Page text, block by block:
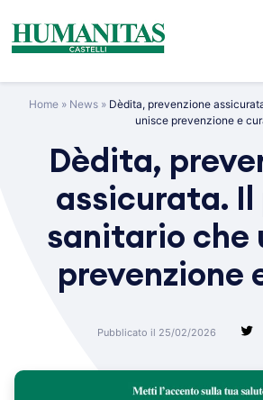
content
Home » News » Dèdita, prevenzione
unisce prevenzione e
Dèdita,
assicurata. Il
sanitario che
prevenzione
Pubblicato il 25/02/2026